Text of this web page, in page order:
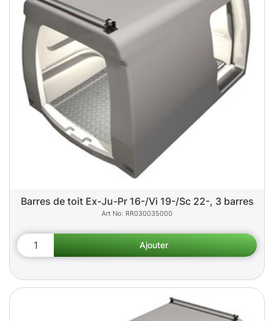
Barres de toit Ex-Ju-Pr 16-/Vi 19-/Sc 22-, 3 barres
RR030035000